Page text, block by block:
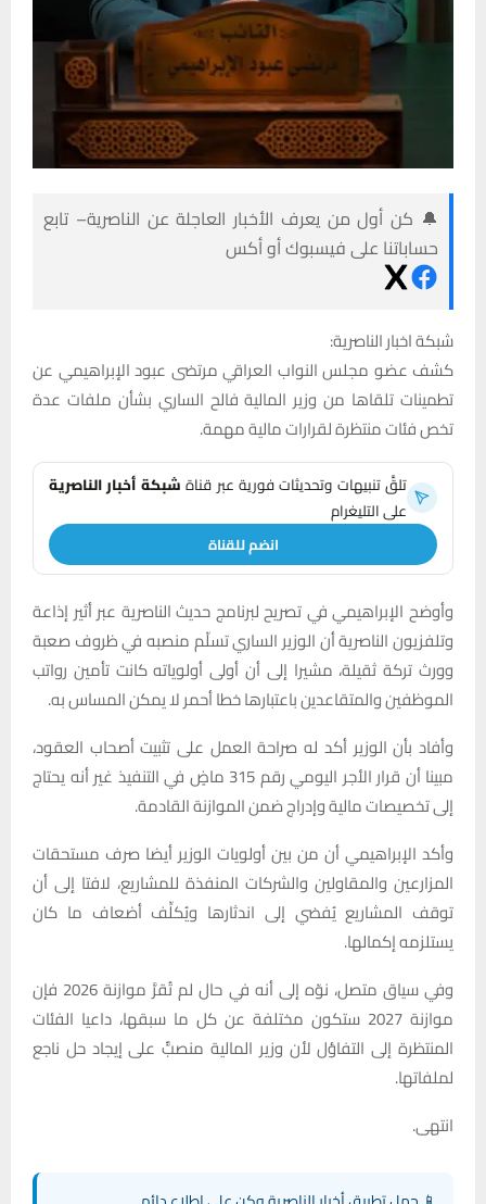
🔔 كن أول من يعرف الأخبار العاجلة عن الناصرية– تابع
حساباتنا على فيسبوك أو أكس
شبكة اخبار الناصرية:
كشف عضو مجلس النواب العراقي مرتضى عبود الإبراهيمي عن
تطمينات تلقاها من وزير المالية فالح الساري بشأن ملفات عدة
تخص فئات منتظرة لقرارات مالية مهمة.
تلقَّ تنبيهات وتحديثات فورية عبر قناةشبكة أخبار الناصرية
على التليغرام
انضم للقناة
وأوضح الإبراهيمي في تصريح لبرنامج حديث الناصرية عبر أثير إذاعة
وتلفزيون الناصرية أن الوزير الساري تسلّم منصبه في ظروف صعبة
وورث تركة ثقيلة، مشيرا إلى أن أولى أولوياته كانت تأمين رواتب
الموظفين والمتقاعدين باعتبارها خطا أحمر لا يمكن المساس به.
وأفاد بأن الوزير أكد له صراحة العمل على تثبيت أصحاب العقود،
مبينا أن قرار الأجر اليومي رقم 315 ماضٍ في التنفيذ غير أنه يحتاج
إلى تخصيصات مالية وإدراج ضمن الموازنة القادمة.
وأكد الإبراهيمي أن من بين أولويات الوزير أيضا صرف مستحقات
المزارعين والمقاولين والشركات المنفذة للمشاريع، لافتا إلى أن
توقف المشاريع يُفضي إلى اندثارها ويُكلِّف أضعاف ما كان
يستلزمه إكمالها.
وفي سياق متصل، نوّه إلى أنه في حال لم تُقرَّ موازنة 2026 فإن
موازنة 2027 ستكون مختلفة عن كل ما سبقها، داعيا الفئات
المنتظرة إلى التفاؤل لأن وزير المالية منصبٌّ على إيجاد حل ناجع
لملفاتها.
انتهى.